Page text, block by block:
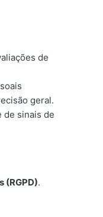
de
geral.
de sinais de
(RGPD).